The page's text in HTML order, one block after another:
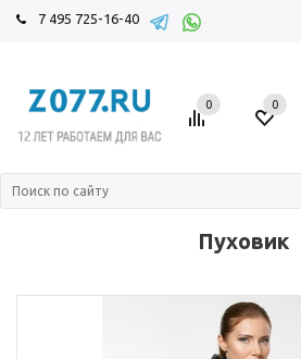
7 495 725-16-40
0 0
Пуховик